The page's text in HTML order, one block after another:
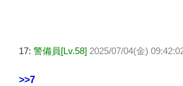
17: 警備員[Lv.58] 2025/07/04(金)
>>7